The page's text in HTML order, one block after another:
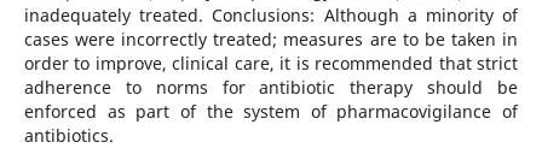
inadequately treated. Conclusions: Although a minority of
cases were incorrectly treated; measures are to be taken in
order to improve, clinical care, it is recommended that strict
adherence to norms for antibiotic therapy should be
enforced as part of the system of pharmacovigilance of
antibiotics.